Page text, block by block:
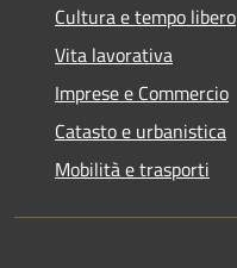
Cultura e tempo libero
Vita lavorativa
Imprese e Commercio
Catasto e urbanistica
Mobilità e trasporti